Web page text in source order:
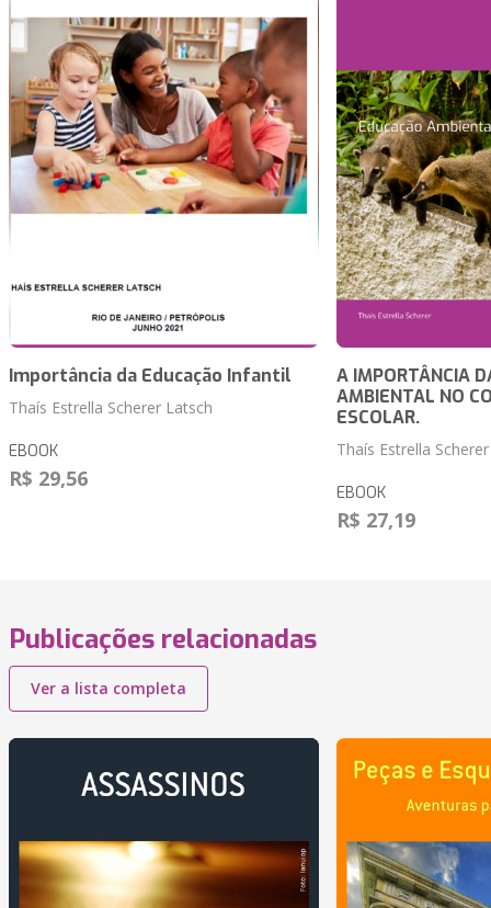
Importância da Educação Infantil
Thaís Estrella Scherer Latsch
EBOOK
R$ 29,56
A IMPORTÂNCIA
AMBIENTAL NO
ESCOLAR.
Thaís Estrella Scherer
EBOOK
R$ 27,19
Publicações relacionadas
Ver a lista completa